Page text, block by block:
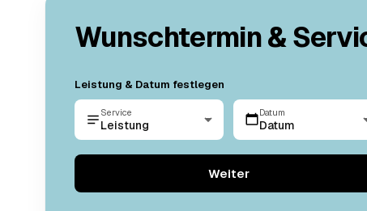
Wunschtermin &
Leistung & Datum festlegen
Service
Leistung
Datum
Datum
Weiter